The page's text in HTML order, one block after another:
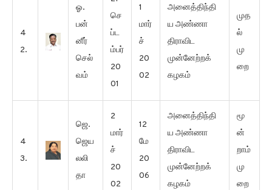
4
2.
ஓ.
பன்
னீர்
செல்
வம்
செ
ப்ட
ம்பர்
20
01
1
மார்
ச்
20
02
அனைத்திந்தி
ய அண்ணா
திராவிட
முன்னேற்றக்
கழகம்
முத
ல்
மு
றை
4
3.
ஜெ.
ஜெய
லலி
தா
2
மார்
ச்
20
02
12
மே
20
06
அனைத்திந்தி
ய அண்ணா
திராவிட
முன்னேற்றக்
கழகம்
மூ
ன்
றாம்
மு
றை